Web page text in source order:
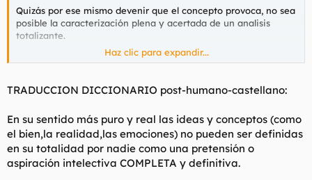
Quizás por ese mismo devenir que el concepto provoca, no sea
posible la caracterización plena y acertada de un analisis
totalizante.
Es el concepto de lo real el que aspira o predispone a ser
supuesta,seguramente empobrecida por una relatividad de
pensamiento,se traduce en un ocaso completo,en una falsedad
Haz clic para expandir...
TRADUCCION DICCIONARIO post-humano-castellano:
En su sentido más puro y real las ideas y conceptos (como
el bien,la realidad,las emociones) no pueden ser definidas
en su totalidad por nadie como una pretensión o
aspiración intelectiva COMPLETA y definitiva.